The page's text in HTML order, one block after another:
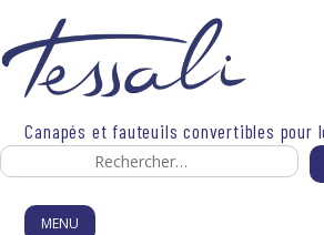
content
Canapés et fauteuils convertibles pour
MENU